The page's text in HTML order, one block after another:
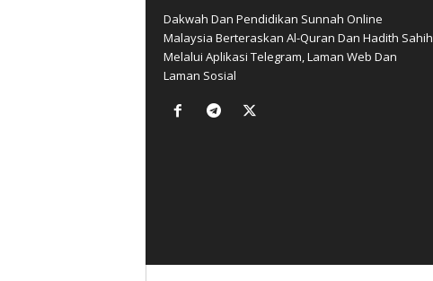
Dakwah Dan Pendidikan Sunnah Online
Malaysia Berteraskan Al-Quran Dan Hadith Sahih
Melalui Aplikasi Telegram, Laman Web Dan
Laman Sosial